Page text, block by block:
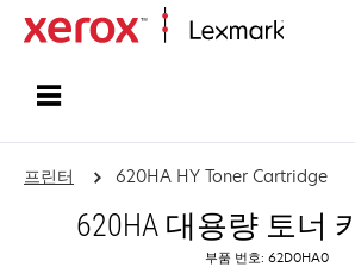
프린터 620HA HY Toner Cartridge
620HA 대용량 토너
부품 번호: 62D0HA0